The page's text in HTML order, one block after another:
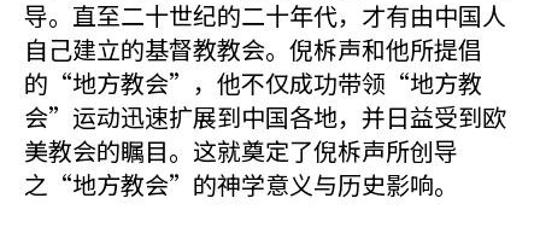
导。直至二十世纪的二十年代，才有由中国人
自己建立的基督教教会。倪柝声和他所提倡
的“地方教会”，他不仅成功带领“地方教
会”运动迅速扩展到中国各地，并日益受到欧
美教会的瞩目。这就奠定了倪柝声所创导
之“地方教会”的神学意义与历史影响。